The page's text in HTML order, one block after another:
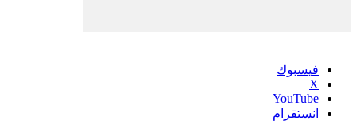
فيسبوك
‫X
‫YouTube
انستقرام